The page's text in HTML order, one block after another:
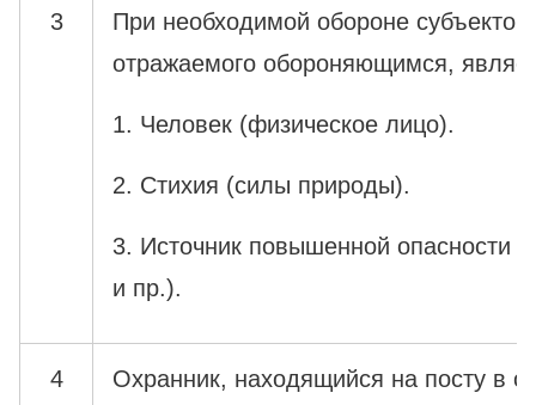
3
При необходимой обороне субъектом
отражаемого обороняющимся,
1. Человек (физическое лицо).
2. Стихия (силы природы).
3. Источник повышенной опасности
и пр.).
4
Охранник, находящийся на посту в